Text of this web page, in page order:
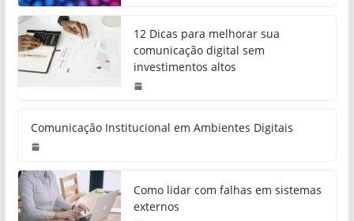
12 Dicas para melhorar sua
comunicação digital sem
investimentos altos
Comunicação Institucional em Ambientes Digitais
Como lidar com falhas em sistemas
externos